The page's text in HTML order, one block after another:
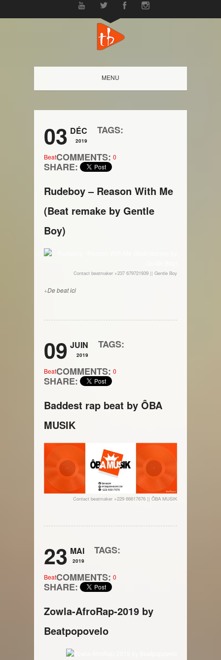
MENU
03 DÉC
2019
TAGS:
BeatCOMMENTS: 0
SHARE:
Rudeboy – Reason With Me
(Beat remake by Gentle
Boy)
Contact beatmaker +237 679721939 || Gentle Boy
+De beatici
09 JUIN
2019
TAGS:
BeatCOMMENTS: 0
SHARE:
Baddest rap beat by ÔBA
MUSIK
Contact beatmaker +229 66617676 || ÔBA MUSIK
23 MAI
2019
TAGS:
BeatCOMMENTS: 0
SHARE:
Zowla-AfroRap-2019 by
Beatpopovelo